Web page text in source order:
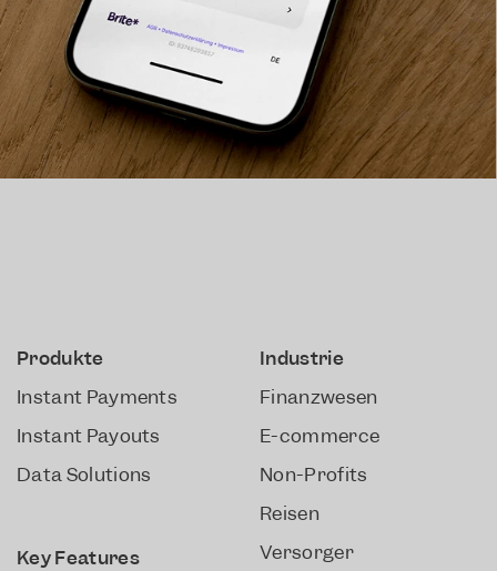
Produkte
Instant Payments
Instant Payouts
Data Solutions
Key Features
Industrie
Finanzwesen
E-commerce
Non-Profits
Reisen
Versorger